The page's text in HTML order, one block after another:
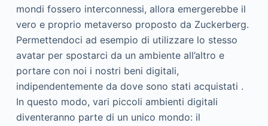
mondi fossero interconnessi, allora emergerebbe il
vero e proprio metaverso proposto da Zuckerberg.
Permettendoci ad esempio di utilizzare lo stesso
avatar per spostarci da un ambiente all’altro e
portare con noi i nostri beni digitali,
indipendentemente da dove sono stati acquistati .
In questo modo, vari piccoli ambienti digitali
diventeranno parte di un unico mondo: il